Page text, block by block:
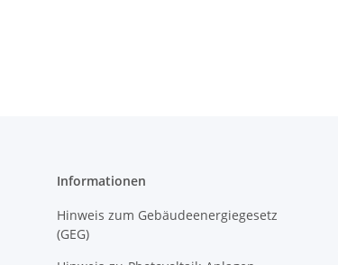
Informationen
Hinweis zum Gebäudeenergiegesetz
(GEG)